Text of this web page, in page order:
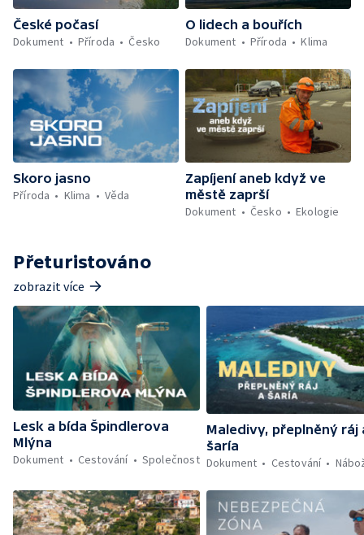
České počasí
Dokument
Příroda Česko
O lidech a bouřích
Dokument
Příroda Klima
Skoro jasno
Příroda
Klima Věda
Zapíjení aneb když ve
městě zaprší
Dokument
Česko Ekologie
Přeturistováno
zobrazit více
Lesk a bída Špindlerova
Mlýna
Dokument
Cestování Společnost
Maledivy, přeplněný ráj
šaría
Dokument
Cestování